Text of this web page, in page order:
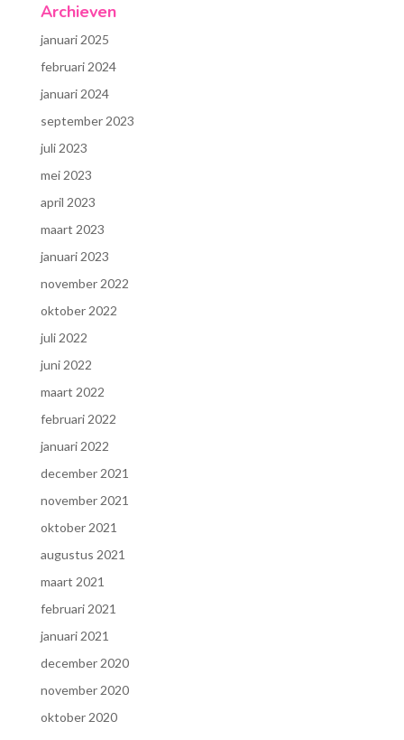
Archieven
januari 2025
februari 2024
januari 2024
september 2023
juli 2023
mei 2023
april 2023
maart 2023
januari 2023
november 2022
oktober 2022
juli 2022
juni 2022
maart 2022
februari 2022
januari 2022
december 2021
november 2021
oktober 2021
augustus 2021
maart 2021
februari 2021
januari 2021
december 2020
november 2020
oktober 2020